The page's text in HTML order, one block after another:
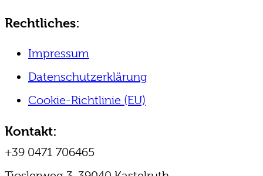
Rechtliches:
Impressum
Datenschutzerklärung
Cookie-Richtlinie (EU)
Kontakt:
+39 0471 706465